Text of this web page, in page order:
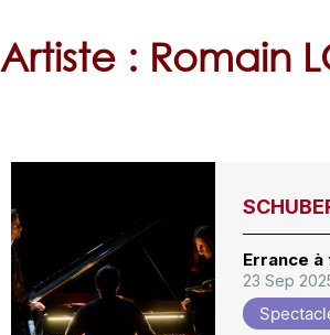
Artiste : Romain
Errance
23 Sep